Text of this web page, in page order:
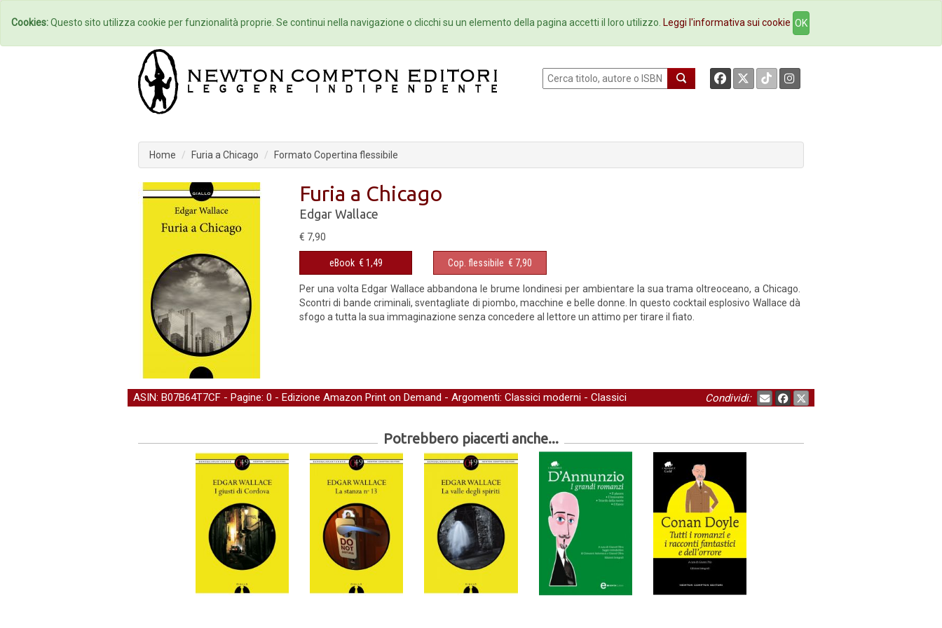
Home Autori Eventi Collane Newsletter Ebookstore Contatti
Home Furia a Chicago Formato Copertina flessibile
Furia a Chicago
Edgar Wallace
€ 7,90
eBook € 1,49 Cop. flessibile € 7,90
Per una volta Edgar Wallace abbandona le brume londinesi per ambientare la sua trama oltreoceano, a Chicago.
Scontri di bande criminali, sventagliate di piombo, macchine e belle donne. In questo cocktail esplosivo Wallace dà
sfogo a tutta la sua immaginazione senza concedere al lettore un attimo per tirare il fiato.
ASIN: B07B64T7CF - Pagine: 0 - Edizione Amazon Print on Demand - Argomenti: Classici moderni - Classici Condividi:
Potrebbero piacerti anche...
Cookies:Questo sito utilizza cookie per funzionalità proprie. Se continui nella navigazione o clicchi su un elemento della pagina accetti il loro utilizzo. Leggi l'informativa sui cookie OK